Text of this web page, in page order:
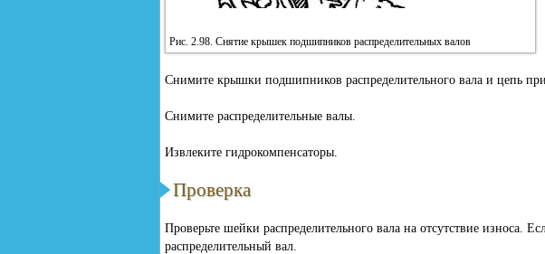
Рис. 2.98. Снятие крышек подшипников распределительных валов
Снимите крышки подшипников распределительного вала и цепь
Снимите распределительные валы.
Извлеките гидрокомпенсаторы.
Проверка
Проверьте шейки распределительного вала на отсутствие износа.
распределительный вал.